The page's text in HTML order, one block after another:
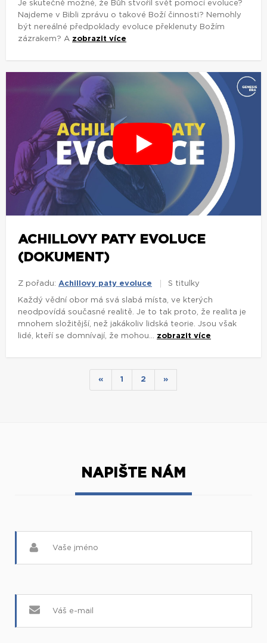
Je skutečně možné, že Bůh stvořil svět pomocí evoluce?
Najdeme v Bibli zprávu o takové Boží činnosti? Nemohly
být nereálné předpoklady evoluce překlenuty Božím
zázrakem? A zobrazit více
ACHILLOVY PATY EVOLUCE
(DOKUMENT)
Z pořadu: Achillovy paty evoluce S titulky
Každý vědní obor má svá slabá místa, ve kterých
neodpovídá současné realitě. Je to tak proto, že realita je
mnohem složitější, než jakákoliv lidská teorie. Jsou však
lidé, kteří se domnívají, že mohou... zobrazit více
« 1 2 »
NAPIŠTE NÁM